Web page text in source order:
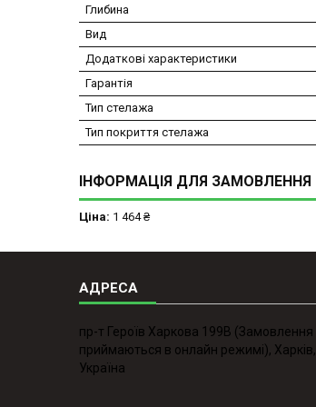
Глибина
Вид
Додаткові характеристики
Гарантія
Тип стелажа
Тип покриття стелажа
ІНФОРМАЦІЯ ДЛЯ ЗАМОВЛЕННЯ
Ціна: 1 464 ₴
пр-т Героїв Харкова 199B (Замовлення
приймаються в онлайн режимі), Харків,
Україна